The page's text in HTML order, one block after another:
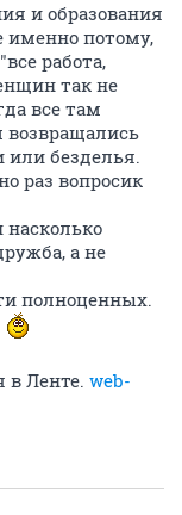
и образования
именно потому,
работа,
так не
все там
возвращались
или безделья.
раз вопросик
а не
полноценных.
в Ленте. web-